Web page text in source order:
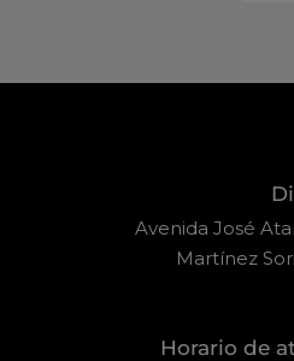
Avenida José
Martínez
Horario de